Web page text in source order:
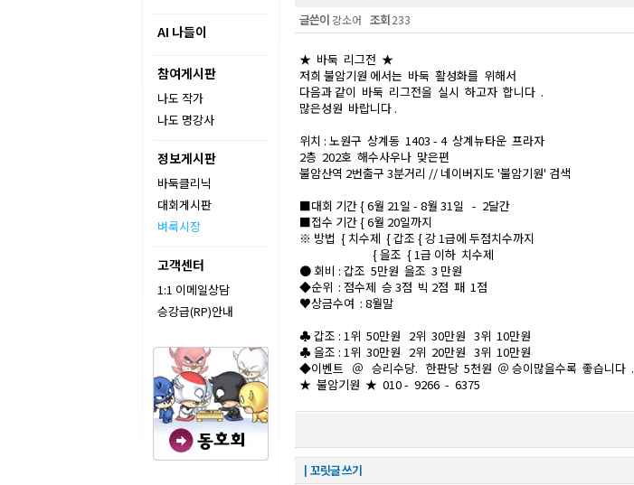
AI 나들이
참여게시판
나도 작가
나도 명강사
정보게시판
바둑클리닉
대회게시판
벼룩시장
고객센터
1:1 이메일상담
승강급(RP)안내
글쓴이강소어 조회233
★ 바둑 리그전 ★
저희 불암기원 에서는 바둑 활성화를 위해서
다음과 같이 바둑 리그전을 실시 하고자 합니다 .
많은성원 바랍니다 .
위치 : 노원구 상계동 1403 - 4 상계뉴타운 프라자
2층 202호 해수사우나 맞은편
불암산역 2번출구 3분거리 // 네이버지도 '불암기원' 검색
■대회 기간 { 6월 21일 - 8월 31일 - 2달간
■접수 기간 { 6월 20일까지
※ 방법 { 치수제 { 갑조 { 강 1급에 두점치수까지
{ 을조 { 1급 이하 치수제
● 회비 : 갑조 5만원 을조 3 만원
◆순위 : 점수제 승 3점 빅 2점 패 1점
♥상금수여 : 8월말
♣ 갑조 : 1위 50만원 2위 30만원 3위 10만원
♣ 을조 : 1위 30만원 2위 20만원 3위 10만원
◆이벤트 ＠ 승리수당. 한판당 5천원 ＠ 승이많을수록 좋습니다 .
★ 불암기원 ★ 010 - 9266 - 6375
┃꼬릿글 쓰기